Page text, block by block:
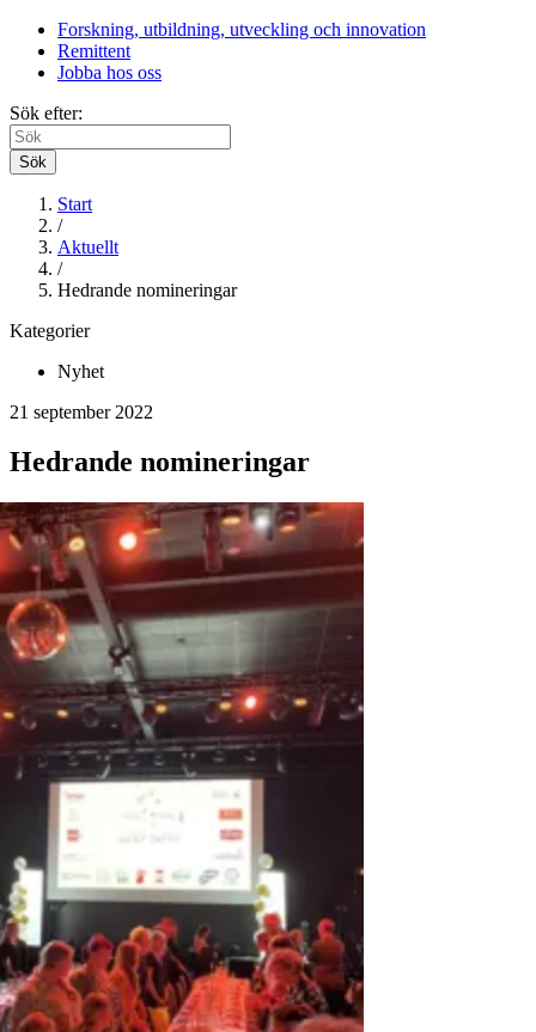
Forskning, utbildning, utveckling och innovation
Remittent
Jobba hos oss
Sök efter:
Sök
Start
/
Aktuellt
/
Hedrande nomineringar
Kategorier
Nyhet
21 september 2022
Hedrande nomineringar